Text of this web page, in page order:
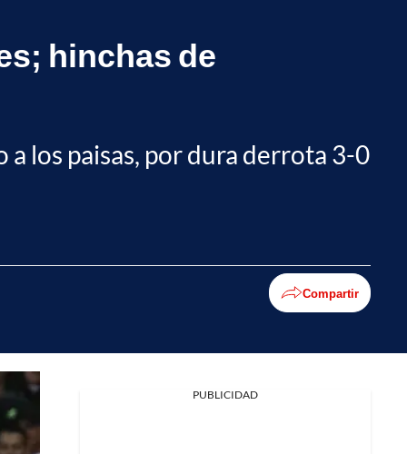
hinchas de
los paisas, por dura derrota 3-0
Compartir
PUBLICIDAD